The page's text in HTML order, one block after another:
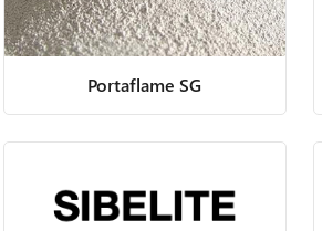
Portaflame SG